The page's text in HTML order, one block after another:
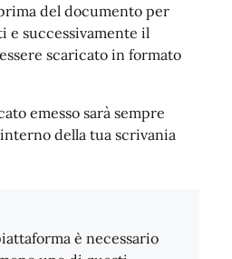
del documento per
e successivamente il
scaricato in formato
emesso sarà sempre
della tua scrivania
è necessario